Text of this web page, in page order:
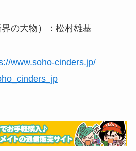
の大物）：松村雄基
www.soho-cinders.jp/